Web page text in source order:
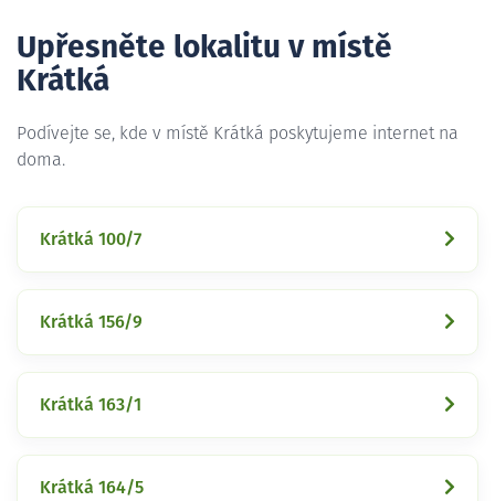
Upřesněte lokalitu v místě
Krátká
Podívejte se, kde v místě Krátká poskytujeme internet na
doma.
Krátká 100/7
Krátká 156/9
Krátká 163/1
Krátká 164/5